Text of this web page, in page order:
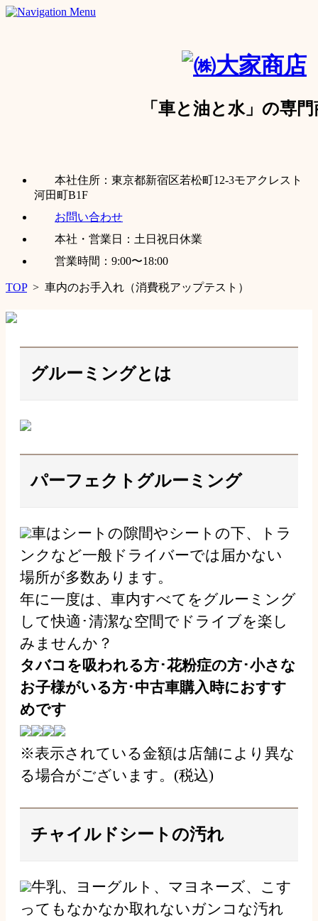
「車と油と水」の専
本社住所：東京都新宿区若松町12-3モアクレスト
河田町B1F
お問い合わせ
本社・営業日：土日祝日休業
営業時間：9:00〜18:00
TOP> 車内のお手入れ（消費税アップテスト）
グルーミングとは
パーフェクトグルーミング
車はシートの隙間やシートの下、トラ
ンクなど一般ドライバーでは届かない
場所が多数あります。
年に一度は、車内すべてをグルーミング
して快適･清潔な空間でドライブを楽し
みませんか？
タバコを吸われる方･花粉症の方･小さな
お子様がいる方･中古車購入時におすす
めです
※表示されている金額は店舗により異な
る場合がございます。(税込)
チャイルドシートの汚れ
牛乳、ヨーグルト、マヨネーズ、こす
ってもなかなか取れないガンコな汚れ